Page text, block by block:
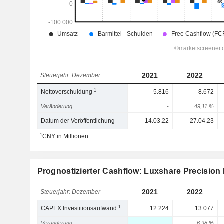
Steuerjahr: Dezember 2021 2022
Nettoverschuldung1 5.816 8.672
Veränderung - 49,11 %
Datum der Veröffentlichung 14.03.22 27.04.23
1CNY in Millionen
Prognostizierter Cashflow: Luxshare Precision
Steuerjahr: Dezember 2021 2022
CAPEX Investitionsaufwand1 12.224 13.077